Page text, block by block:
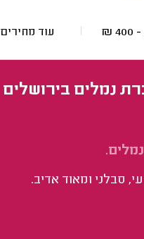
₪ עוד מחירים
נמלים בירושלים
סבלני ומאוד אדיב.